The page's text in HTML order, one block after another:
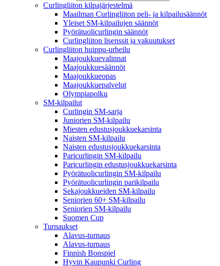
Curlingliiton kilpajärjestelmä
Maailman Curlingliiton peli- ja kilpailusäännöt
Yleiset SM-kilpailujen säännöt
Pyörätuolicurlingin säännöt
Curlingliiton lisenssit ja vakuutukset
Curlingliiton huippu-urheilu
Maajoukkuevalinnat
Maajoukkuesäännöt
Maajoukkueopas
Maajoukkuepalvelut
Olympiapolku
SM-kilpailut
Curlingin SM-sarja
Juniorien SM-kilpailu
Miesten edustusjoukkuekarsinta
Naisten SM-kilpailu
Naisten edustusjoukkuekarsinta
Paricurlingin SM-kilpailu
Paricurlingin edustusjoukkuekarsinta
Pyörätuolicurlingin SM-kilpailu
Pyörätuolicurlingin parikilpailu
Sekajoukkueiden SM-kilpailu
Seniorien 60+ SM-kilpailu
Seniorien SM-kilpailu
Suomen Cup
Turnaukset
Alavus-turnaus
Alavus-turnaus
Finnish Bonspiel
Hyvin Kaupunki Curling